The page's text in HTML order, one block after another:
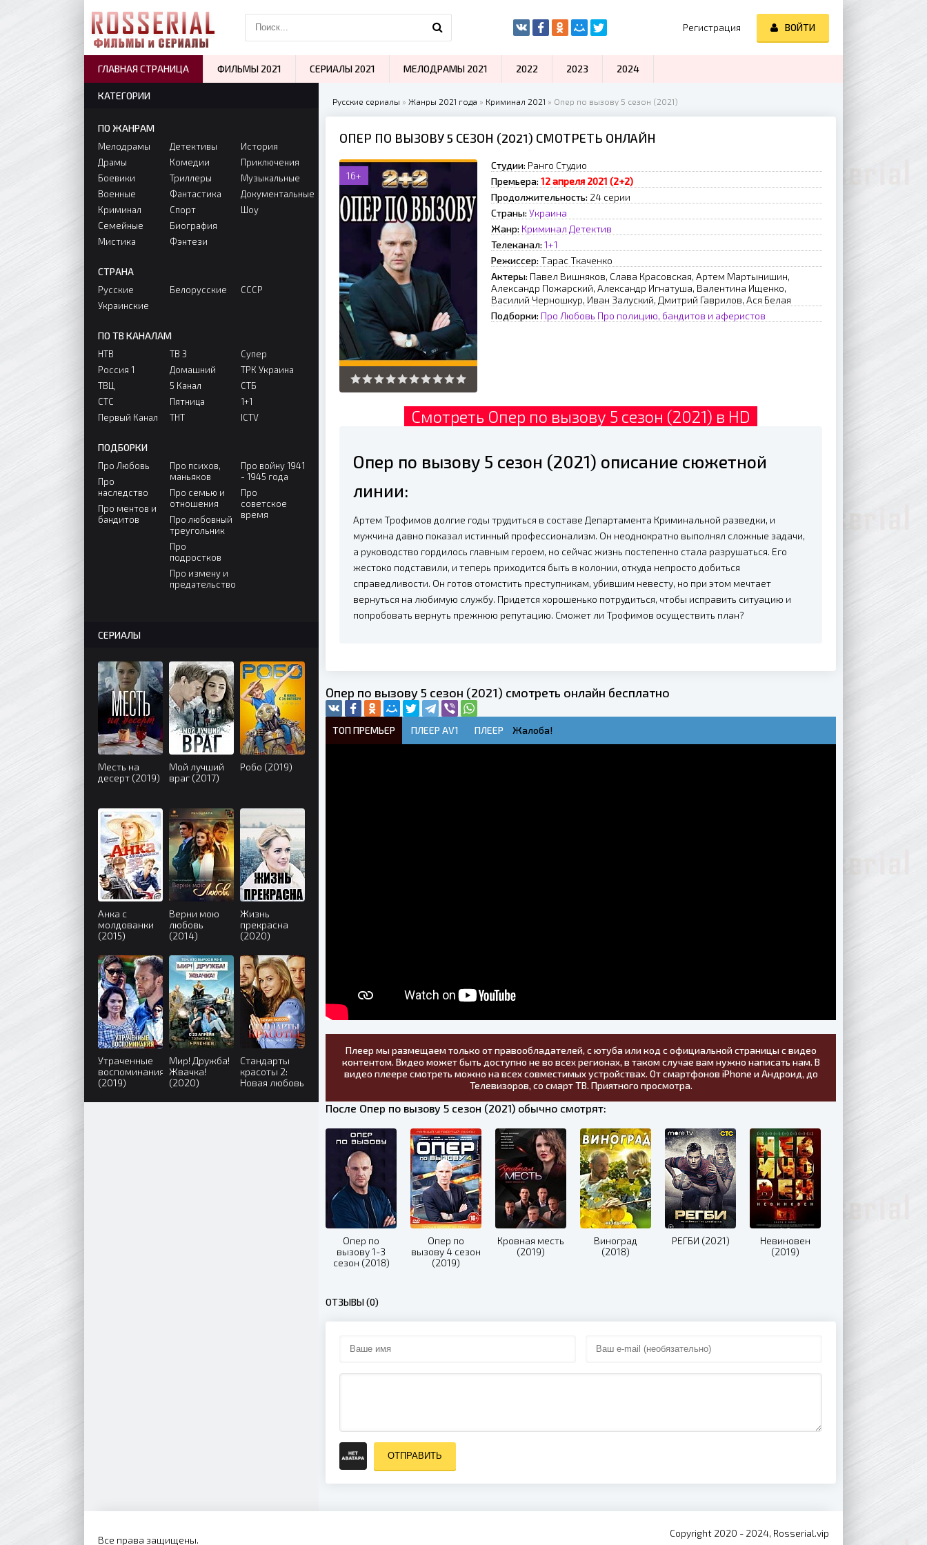
Русские сериалы » Жанры 2021 года » Криминал 2021 » Опер по вызову 5 сезон (2021)
ОПЕР ПО ВЫЗОВУ 5 СЕЗОН (2021) СМОТРЕТЬ ОНЛАЙН
16+
Студии: Ранго Студио
Премьера: 12 апреля 2021 (2+2)
Продолжительность: 24 серии
Страны: Украина
Жанр: Криминал Детектив
Телеканал: 1+1
Режиссер: Тарас Ткаченко
Актеры: Павел Вишняков, Слава Красовская, Артем Мартынишин,
Александр Пожарский, Александр Игнатуша, Валентина Ищенко,
Василий Черношкур, Иван Залуский, Дмитрий Гаврилов, Ася Белая
Подборки: Про Любовь Про полицию, бандитов и аферистов
Смотреть Опер по вызову 5 сезон (2021) в HD
Опер по вызову 5 сезон (2021) описание сюжетной
линии:
Артем Трофимов долгие годы трудиться в составе Департамента Криминальной разведки, и
мужчина давно показал истинный профессионализм. Он неоднократно выполнял сложные задачи,
а руководство гордилось главным героем, но сейчас жизнь постепенно стала разрушаться. Его
жестоко подставили, и теперь приходится быть в колонии, откуда непросто добиться
справедливости. Он готов отомстить преступникам, убившим невесту, но при этом мечтает
вернуться на любимую службу. Придется хорошенько потрудиться, чтобы исправить ситуацию и
попробовать вернуть прежнюю репутацию. Сможет ли Трофимов осуществить план?
Опер по вызову 5 сезон (2021) смотреть онлайн бесплатно
ТОП ПРЕМЬЕР ПЛЕЕР AV1 ПЛЕЕР Жалоба!
Плеер мы размещаем только от правообладателей, с ютуба или код с официальной страницы с видео
контентом. Видео может быть доступно не во всех регионах, в таком случае вам нужно написать нам. В
видео плеере смотреть можно на всех совместимых устройствах. От смартфонов iPhone и Андроид, до
Телевизоров, со смарт ТВ. Приятного просмотра.
После Опер по вызову 5 сезон (2021) обычно смотрят:
Опер по
вызову 1-3
сезон (2018)
Опер по
вызову 4 сезон
(2019)
Кровная месть
(2019)
Виноград
(2018)
РЕГБИ (2021)
Невиновен
(2019)
ОТЗЫВЫ (0)
ОТПРАВИТЬ
КАТЕГОРИИ
ПО ЖАНРАМ
Мелодрамы
Драмы
Боевики
Военные
Криминал
Семейные
Мистика
Детективы
Комедии
Триллеры
Фантастика
Спорт
Биография
Фэнтези
История
Приключения
Музыкальные
Документальные
Шоу
СТРАНА
Русские
Украинские
Белорусские СССР
ПО ТВ КАНАЛАМ
НТВ
Россия 1
ТВЦ
СТС
Первый Канал
ТВ 3
Домашний
5 Канал
Пятница
ТНТ
Супер
ТРК Украина
СТБ
1+1
ICTV
ПОДБОРКИ
Про Любовь
Про
наследство
Про ментов и
бандитов
Про психов,
маньяков
Про семью и
отношения
Про любовный
треугольник
Про
подростков
Про измену и
предательство
Про войну 1941
- 1945 года
Про
советское
время
СЕРИАЛЫ
Месть на
десерт (2019)
Мой лучший
враг (2017)
Робо (2019)
Анка с
молдованки
(2015)
Верни мою
любовь
(2014)
Жизнь
прекрасна
(2020)
Утраченные
воспоминания
(2019)
Мир! Дружба!
Жвачка!
(2020)
Стандарты
красоты 2:
Новая любовь
Регистрация ВОЙТИ
ГЛАВНАЯ СТРАНИЦА ФИЛЬМЫ 2021 СЕРИАЛЫ 2021 МЕЛОДРАМЫ 2021 2022 2023 2024
Все права защищены.
Copyright 2020 - 2024, Rosserial.vip